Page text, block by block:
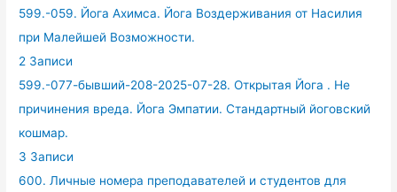
599.-059. Йога Ахимса. Йога Воздерживания от Насилия
при Малейшей Возможности.
2 Записи
599.-077-бывший-208-2025-07-28. Открытая Йога . Не
причинения вреда. Йога Эмпатии. Стандартный йоговский
кошмар.
3 Записи
600. Личные номера преподавателей и студентов для